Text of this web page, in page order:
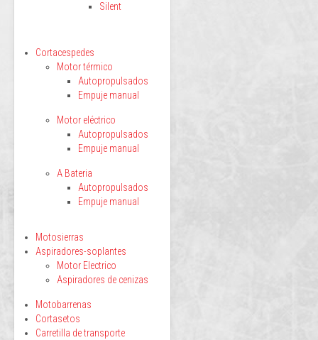
Silent
Cortacespedes
Motor térmico
Autopropulsados
Empuje manual
Motor eléctrico
Autopropulsados
Empuje manual
A Bateria
Autopropulsados
Empuje manual
Motosierras
Aspiradores-soplantes
Motor Electrico
Aspiradores de cenizas
Motobarrenas
Cortasetos
Carretilla de transporte